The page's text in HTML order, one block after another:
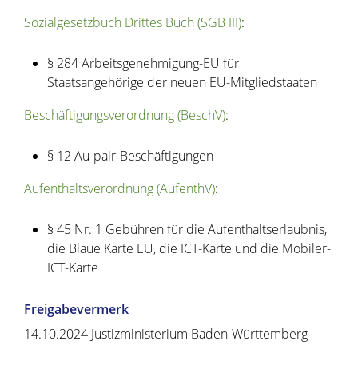
Sozialgesetzbuch Drittes Buch (SGB III):
§ 284 Arbeitsgenehmigung-EU für
Staatsangehörige der neuen EU-Mitgliedstaaten
Beschäftigungsverordnung (BeschV):
§ 12 Au-pair-Beschäftigungen
Aufenthaltsverordnung (AufenthV):
§ 45 Nr. 1 Gebühren für die Aufenthaltserlaubnis,
die Blaue Karte EU, die ICT-Karte und die Mobiler-
ICT-Karte
Freigabevermerk
14.10.2024 Justizministerium Baden-Württemberg